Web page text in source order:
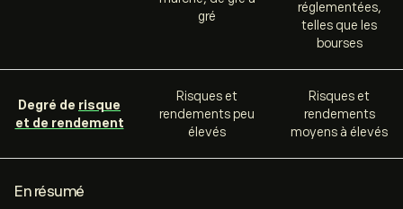
gré
réglementées,
telles que les
bourses
Degré de risque
et de rendement
Risques et
rendements peu
élevés
Risques et
rendements
moyens à élevés
En résumé